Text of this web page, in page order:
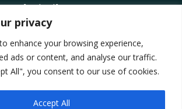
privacy
enhance your browsing experience,
ads or content, and analyse our traffic.
All", you consent to our use of cookies.
Accept All
korisnika
03/2026 0